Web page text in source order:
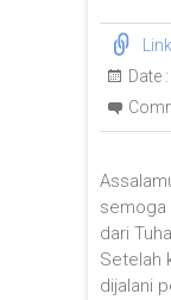
Link
Date :
semoga
dari
Setelah
dijalani